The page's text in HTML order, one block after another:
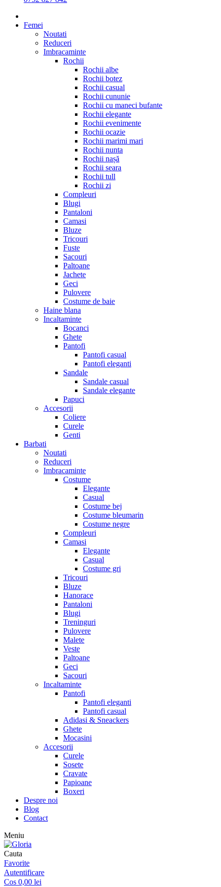
Femei
Noutati
Reduceri
Imbracaminte
Rochii
Rochii albe
Rochii botez
Rochii casual
Rochii cununie
Rochii cu maneci bufante
Rochii elegante
Rochii evenimente
Rochii ocazie
Rochii marimi mari
Rochii nunta
Rochii nașă
Rochii seara
Rochii tull
Rochii zi
Compleuri
Blugi
Pantaloni
Camasi
Bluze
Tricouri
Fuste
Sacouri
Paltoane
Jachete
Geci
Pulovere
Costume de baie
Haine blana
Incaltaminte
Bocanci
Ghete
Pantofi
Pantofi casual
Pantofi eleganti
Sandale
Sandale casual
Sandale elegante
Papuci
Accesorii
Coliere
Curele
Genti
Barbati
Noutati
Reduceri
Imbracaminte
Costume
Elegante
Casual
Costume bej
Costume bleumarin
Costume negre
Compleuri
Camasi
Elegante
Casual
Costume gri
Tricouri
Bluze
Hanorace
Pantaloni
Blugi
Treninguri
Pulovere
Malete
Veste
Paltoane
Geci
Sacouri
Incaltaminte
Pantofi
Pantofi eleganti
Pantofi casual
Adidasi & Sneackers
Ghete
Mocasini
Accesorii
Curele
Sosete
Cravate
Papioane
Boxeri
Despre noi
Blog
Contact
Meniu
Cauta
Favorite
Autentificare
Cos 0,00 lei